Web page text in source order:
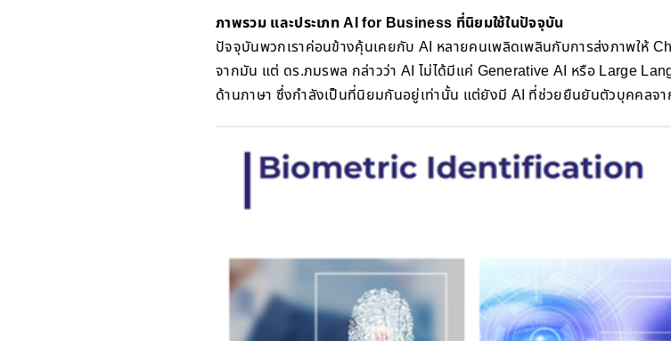
ภาพรวม และประเภท AI for Business ที่นิยมใช้ในปัจจุบัน
ปัจจุบันพวกเราค่อนข้างคุ้นเคยกับ AI หลายคนเพลิดเพลินกับการส่งภาพให้
จากมัน แต่ ดร.ภมรพล กล่าวว่า AI ไม่ได้มีแค่ Generative AI หรือ Large
ด้านภาษา ซึ่งกำลังเป็นที่นิยมกันอยู่เท่านั้น แต่ยังมี AI ที่ช่วยยืนยันตัวบุคคลจา